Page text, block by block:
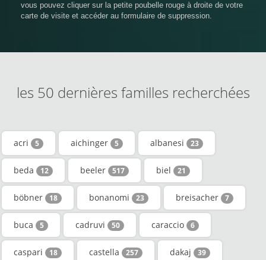
vous pouvez cliquer sur la petite poubelle rouge à droite de votre
carte de visite et accéder au formulaire de suppression.
les 50 dernières familles recherchées
acri 5 aichinger 5 albanesi 23
beda 12 beeler 517 biel 21
böbner 18 bonanomi 23 breisacher 7
buca 5 cadruvi 50 caraccio 6
caspari 18 castella 257 dakaj 39